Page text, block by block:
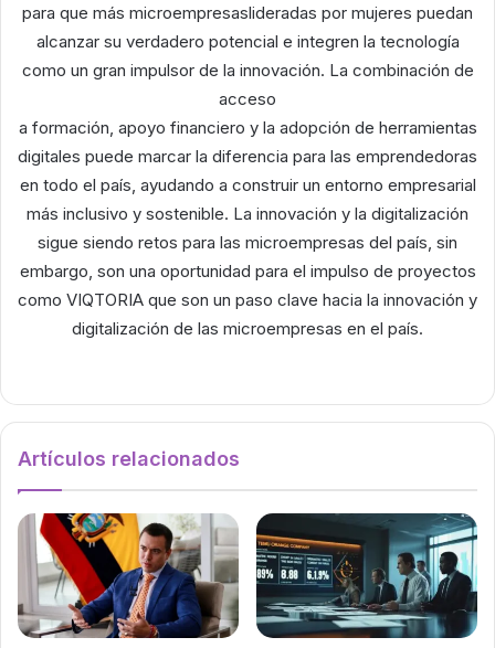
para que más microempresaslideradas por mujeres puedan
alcanzar su verdadero potencial e integren la tecnología
como un gran impulsor de la innovación. La combinación de
acceso
a formación, apoyo financiero y la adopción de herramientas
digitales puede marcar la diferencia para las emprendedoras
en todo el país, ayudando a construir un entorno empresarial
más inclusivo y sostenible. La innovación y la digitalización
sigue siendo retos para las microempresas del país, sin
embargo, son una oportunidad para el impulso de proyectos
como VIQTORIA que son un paso clave hacia la innovación y
digitalización de las microempresas en el país.
Artículos relacionados